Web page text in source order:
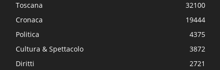
Toscana
32100
Cronaca
19444
Politica
4375
Cultura & Spettacolo
3872
Diritti
2721